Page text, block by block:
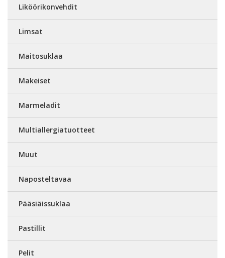
Liköörikonvehdit
Limsat
Maitosuklaa
Makeiset
Marmeladit
Multiallergiatuotteet
Muut
Naposteltavaa
Pääsiäissuklaa
Pastillit
Pelit